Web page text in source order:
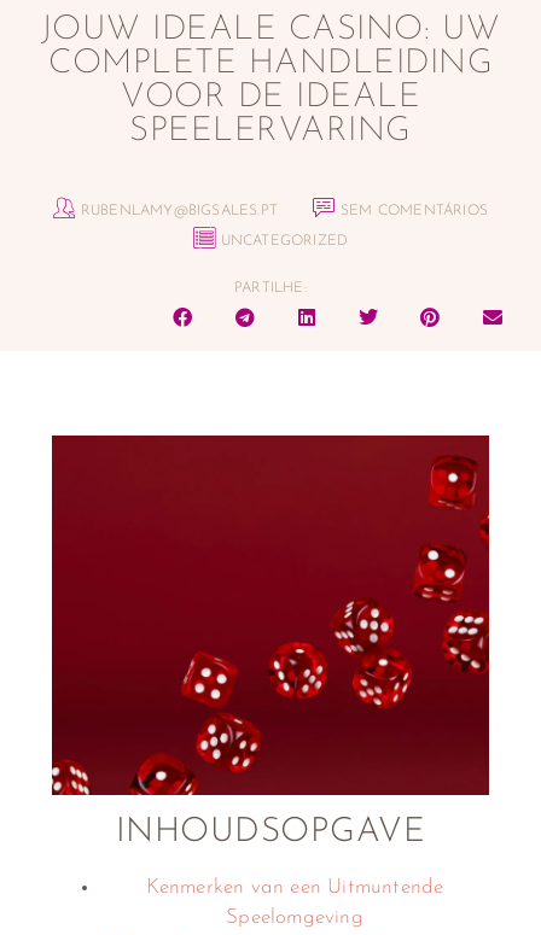
JOUW IDEALE CASINO: UW
COMPLETE HANDLEIDING
VOOR DE IDEALE
SPEELERVARING
RUBENLAMY@BIGSALES.PT SEM COMENTÁRIOS
UNCATEGORIZED
PARTILHE:
INHOUDSOPGAVE
Kenmerken van een Uitmuntende
Speelomgeving